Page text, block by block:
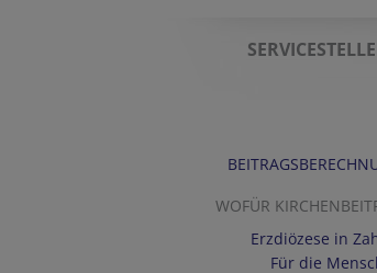
WOFÜR
Erzdiözese in
Für die